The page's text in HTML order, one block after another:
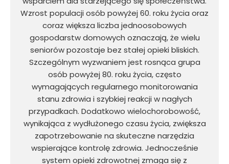
Wzrost populacji osób powyżej 60. roku życia oraz
coraz większa liczba jednoosobowych
gospodarstw domowych oznaczają, że wielu
seniorów pozostaje bez stałej opieki bliskich.
Szczególnym wyzwaniem jest rosnąca grupa
osób powyżej 80. roku życia, często
wymagających regularnego monitorowania
stanu zdrowia i szybkiej reakcji w nagłych
przypadkach. Dodatkowo wielochorobowość,
wynikająca z wydłużonego czasu życia, zwiększa
zapotrzebowanie na skuteczne narzędzia
wspierające kontrolę zdrowia. Jednocześnie
system opieki zdrowotnej zmaga się z